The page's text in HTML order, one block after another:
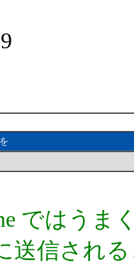
ではうま
送信され